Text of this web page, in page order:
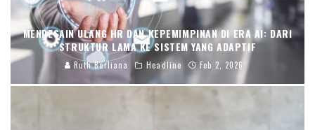
MENDESAIN ULANG HR DAN KEPEMIMPINAN DI ERA AI: DARI
STRUKTUR LAMA KE SISTEM YANG ADAPTIF
Ruth Berliana Headline Feb 2, 2026